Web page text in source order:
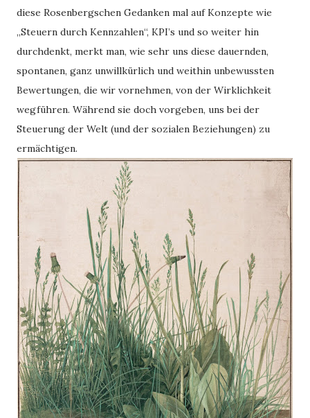
diese Rosenbergschen Gedanken mal auf Konzepte wie
„Steuern durch Kennzahlen“, KPI’s und so weiter hin
durchdenkt, merkt man, wie sehr uns diese dauernden,
spontanen, ganz unwillkürlich und weithin unbewussten
Bewertungen, die wir vornehmen, von der Wirklichkeit
wegführen. Während sie doch vorgeben, uns bei der
Steuerung der Welt (und der sozialen Beziehungen) zu
ermächtigen.